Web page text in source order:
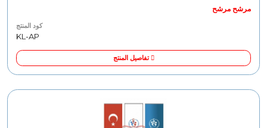
مرشح مرشح
كود المنتج
KL-AP
تفاصيل المنتج